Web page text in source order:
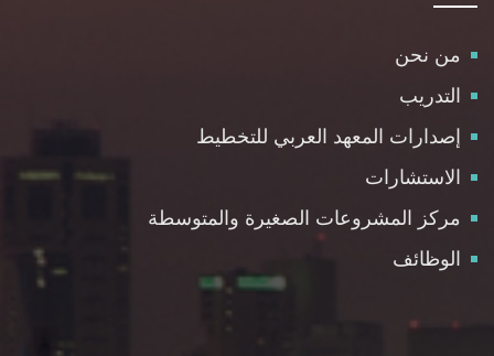
من نحن
التدريب
إصدارات المعهد العربي للتخطيط
الاستشارات
مركز المشروعات الصغيرة والمتوسطة
الوظائف